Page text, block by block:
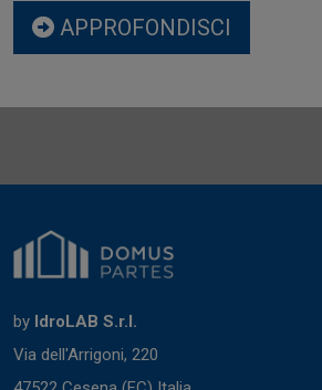
APPROFONDISCI
by IdroLAB S.r.l.
Via dell'Arrigoni, 220